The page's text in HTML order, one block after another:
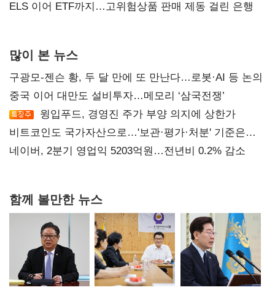
ELS 이어 ETF까지…고위험상품 판매 제동 걸린 은행
많이 본 뉴스
구광모-젠슨 황, 두 달 만에 또 만난다…로봇·AI 등 논의
중국 이어 대만도 설비투자…메모리 ‘삼국전쟁’
윙입푸드, 경영진 주가 부양 의지에 상한가
비트코인도 국가자산으로…'보관·평가·처분' 기준은
숙제
네이버, 2분기 영업익 5203억원…전년비 0.2% 감소
함께 볼만한 뉴스